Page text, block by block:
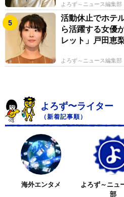
よろず～ニュース編集部
活動休止でホテ
ら活躍する女優
レット」戸田恵
よろず～ニュース編集部
よろず〜ライター
（新着記事順）
海外エンタメ
よろず～ニュ
部